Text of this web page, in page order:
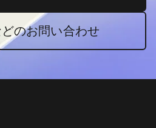
のお問い合わせ